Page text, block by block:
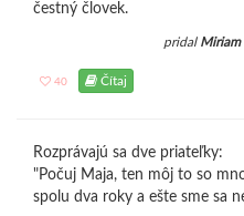
čestný človek.
pridal Miriam
40 Čítaj
Rozprávajú sa dve priateľky:
"Počuj Maja, ten môj to so
spolu dva roky a ešte sme sa